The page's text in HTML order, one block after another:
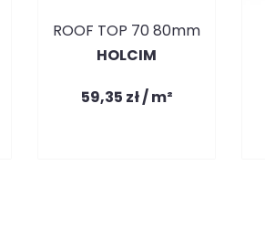
ROOF TOP 70 80mm
HOLCIM
59,35 zł / m²